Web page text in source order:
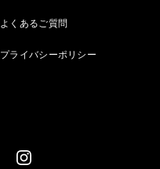
よくあるご質問
プライバシーポリシー